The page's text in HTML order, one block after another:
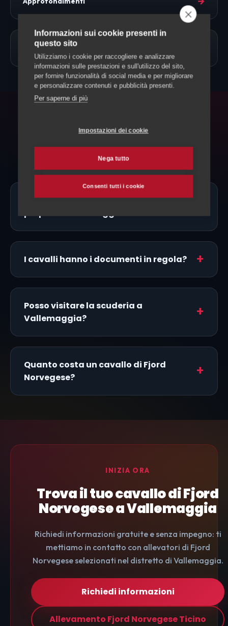
Allevamento Cavalli
Domande frequenti
Ci sono allevatori di Fjord Norvegese
proprio a Vallemaggia?
I cavalli hanno i documenti in regola?
Posso visitare la scuderia a
Vallemaggia?
Quanto costa un cavallo di Fjord
Norvegese?
INIZIA ORA
Trova il tuo cavallo di Fjord
Norvegese a Vallemaggia
Richiedi informazioni gratuite e senza impegno: ti
mettiamo in contatto con allevatori di Fjord
Norvegese selezionati nel distretto di Vallemaggia.
Richiedi informazioni
Allevamento Fjord Norvegese Ticino
Informazioni sui cookie presenti in
questo sito
Utilizziamo i cookie per raccogliere e analizzare
informazioni sulle prestazioni e sull'utilizzo del sito,
per fornire funzionalità di social media e per migliorare
e personalizzare contenuti e pubblicità presenti.
Per saperne di più
Impostazioni dei cookie
Nega tutto
Consenti tutti i cookie